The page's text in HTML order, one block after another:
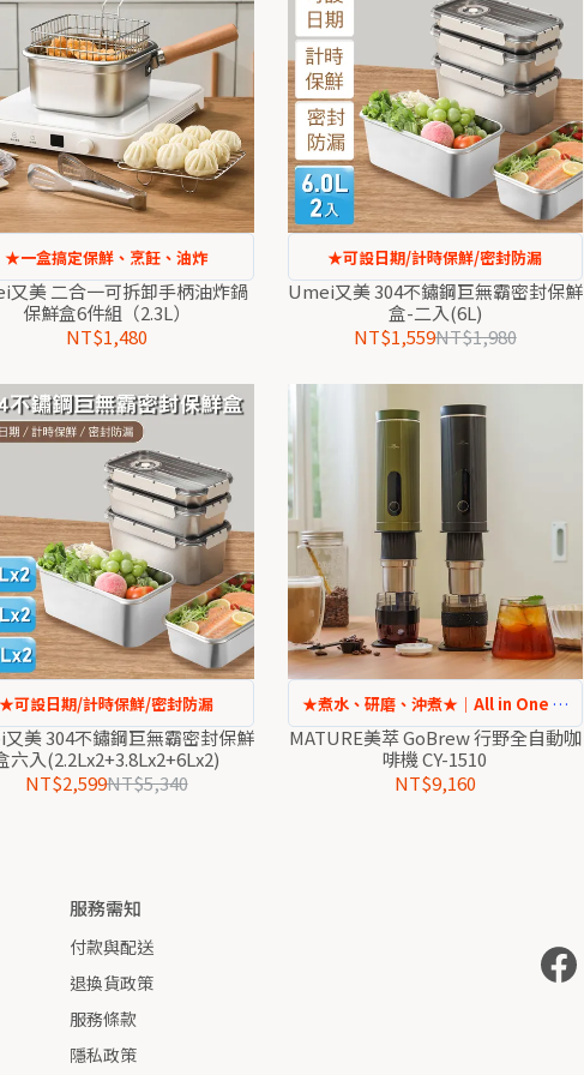
★一盒搞定保鮮、烹飪、油炸
又美 二合一可拆卸手柄油炸鍋
保鮮盒6件組（2.3L）
NT$1,480
★可設日期/計時保鮮/密封防漏
Umei又美 304不鏽鋼巨無霸密封保鮮
盒-二入(6L)
NT$1,559NT$1,980
★可設日期/計時保鮮/密封防漏
美 304不鏽鋼巨無霸密封保鮮
六入(2.2Lx2+3.8Lx2+6Lx2)
NT$2,599NT$5,340
★煮水、研磨、沖煮★｜All in One ！
｜
MATURE美萃 GoBrew 行野全自動咖
啡機 CY-1510
NT$9,160
服務需知
付款與配送
退換貨政策
服務條款
隱私政策